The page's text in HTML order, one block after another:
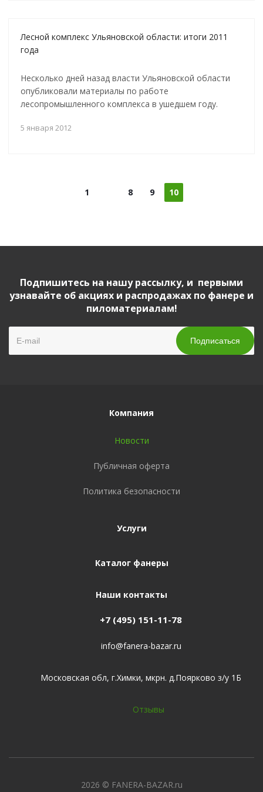
Лесной комплекс Ульяновской области: итоги 2011
года
Несколько дней назад власти Ульяновской области
опубликовали материалы по работе
лесопромышленного комплекса в ушедшем году.
5 января 2012
1 8 9 10
Подпишитесь на нашу рассылку, и первыми
узнавайте об акциях и распродажах по фанере и
пиломатериалам!
Компания
Новости
Публичная оферта
Политика безопасности
Услуги
Каталог фанеры
Наши контакты
+7 (495) 151-11-78
info@fanera-bazar.ru
Московская обл, г.Химки, мкрн. д.Поярково з/у 1Б
Отзывы
2026 © FANERA-BAZAR.ru